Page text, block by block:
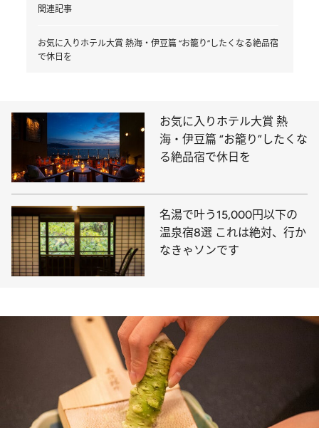
関連記事
お気に入りホテル大賞 熱海・伊豆篇 “お籠り”したくなる絶品宿
で休日を
お気に入りホテル大賞 熱
海・伊豆篇 “お籠り”したくな
る絶品宿で休日を
名湯で叶う15,000円以下の
温泉宿8選 これは絶対、行か
なきゃソンです